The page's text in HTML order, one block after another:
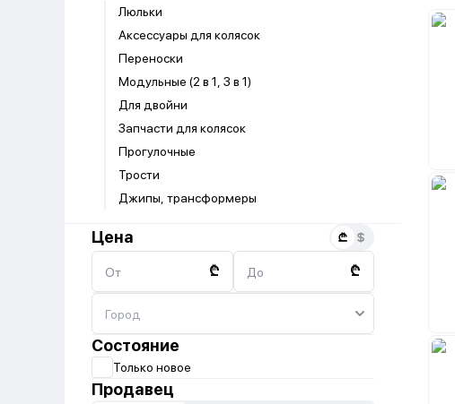
Люльки
Аксессуары для колясок
Переноски
Модульные (2 в 1, 3 в 1)
Для двойни
Запчасти для колясок
Прогулочные
Трости
Джипы, трансформеры
Цена
От ₾ До ₾
Состояние
Только новое
Продавец